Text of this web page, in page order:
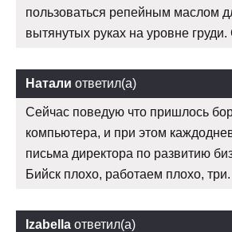
пользоваться репейным маслом
вытянутых руках на уровне груди.
Натали ответил(а)
Сейчас поведую что пришлось
компьютера, и при этом
письма директора по развитию
Бийск плохо, работаем плохо, три.
Izabella ответил(а)